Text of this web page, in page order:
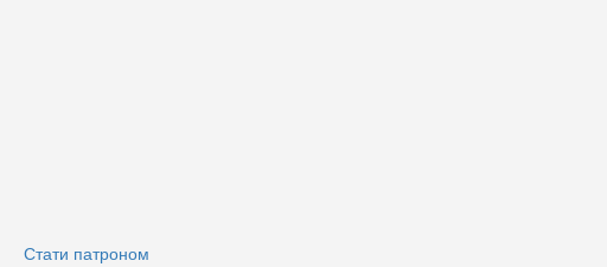
Стати патроном